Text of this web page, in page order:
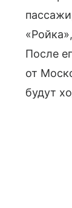
После
от
будут